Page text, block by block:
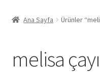
İletişim
Ana Sayfa Ürünler
melisa çayı